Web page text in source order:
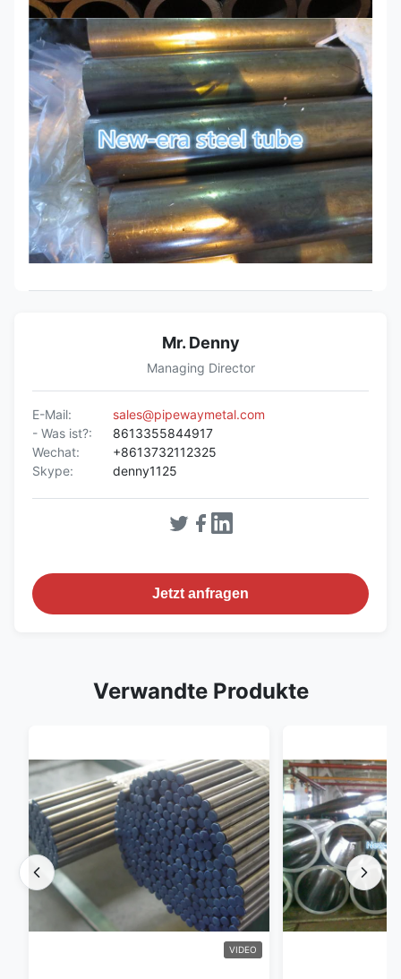
Mr. Denny
Managing Director
E-Mail:
sales@pipewaymetal.com
- Was ist?:
8613355844917
Wechat:
+8613732112325
Skype:
denny1125
Jetzt anfragen
Verwandte Produkte
VIDEO